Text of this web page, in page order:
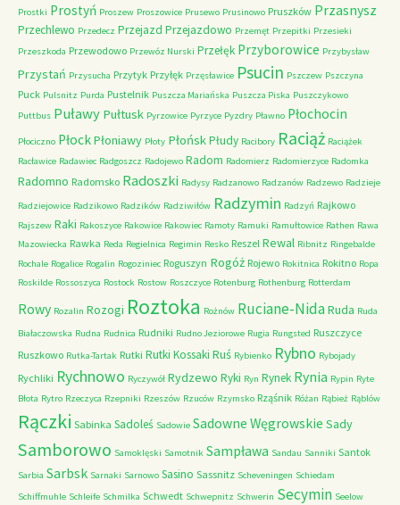
Prostki Prostyń Proszew Proszowice Prusewo Prusinowo Pruszków Przasnysz
Przechlewo Przedecz Przejazd Przejazdowo Przemęt Przepitki Przesieki
Przeszkoda Przewodowo Przewóz Nurski Przełęk Przyborowice Przybysław
Przystań Przysucha Przytyk Przyłęk Przęsławice Psucin Pszczew Pszczyna
Puck Pulsnitz Purda Pustelnik Puszcza Mariańska Puszcza Piska Puszczykowo
Puttbus Puławy Pułtusk Pyrzowice Pyrzyce Pyzdry Pławno Płochocin
Płociczno PłockPłoniawy Płoty PłońskPłudy Racibory Raciąż Raciążek
Racławice Radawiec Radgoszcz Radojewo Radom Radomierz Radomierzyce Radomka
Radomno Radomsko Radoszki Radysy Radzanowo Radzanów Radzewo Radzieje
Radziejowice Radzikowo Radzików Radziwiłów Radzymin Radzyń Rajkowo
Rajszew Raki Rakoszyce Rakowice Rakowiec Ramoty Ramuki Ramułtowice Rathen Rawa
Mazowiecka Rawka Reda Regielnica Regimin Resko Reszel Rewal Ribnitz Ringebalde
Rochale Rogalice Rogalin Rogoziniec Roguszyn Rogóż Rojewo Rokitnica Rokitno Ropa
Roskilde Rossoszyca Rostock Rostow Roszczyce Rotenburg Rothenburg Rotterdam
Rowy Rozalin Rozogi Roztoka Rożnów Ruciane-NidaRuda Ruda
Białaczowska Rudna Rudnica Rudniki Rudno Jeziorowe Rugia Rungsted Ruszczyce
Ruszkowo Rutka-Tartak Rutki Rutki Kossaki Ruś Rybienko Rybno Rybojady
Rychliki Rychnowo Ryczywół Rydzewo Ryki Ryn Rynek Rynia Rypin Ryte
Błota Rytro Rzeczyca Rzepniki Rzeszów Rzuców Rzymsko Rząśnik Różan Rąbież Rąblów
Rączki Sabinka Sadoleś Sadowie Sadowne Węgrowskie Sady
Samborowo Samoklęski Samotnik Sampława Sandau Sanniki Santok
Sarbia Sarbsk Sarnaki Sarnowo Sasino Sassnitz Scheveningen Schiedam
Schiffmuhle Schleife Schmilka Schwedt Schwepnitz Schwerin Secymin Seelow